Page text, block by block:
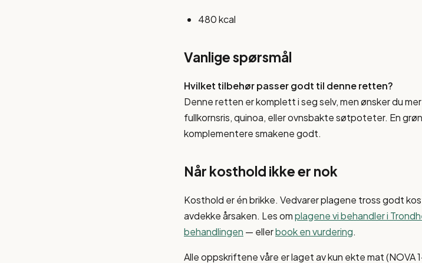
480 kcal
Vanlige spørsmål
Hvilket tilbehør passer godt til denne retten?
Denne retten er komplett i seg selv, men ønsker du
fullkornsris, quinoa, eller ovnsbakte søtpoteter. En
komplementere smakene godt.
Når kosthold ikke er nok
Kosthold er én brikke. Vedvarer plagene tross godt
avdekke årsaken. Les omplagene vi behandler i
behandlingen — ellerbook en vurdering.
Alle oppskriftene våre er laget av kun ekte mat (NOVA